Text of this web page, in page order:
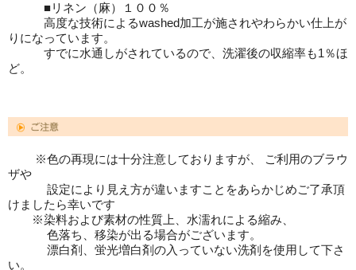
■リネン（麻）１００％
高度な技術によるwashed加工が施されやわらかい仕上が
りになっています。
すでに水通しがされているので、洗濯後の収縮率も1％ほ
ど。
※色の再現には十分注意しておりますが、 ご利用のブラウ
ザや
設定により見え方が違いますことをあらかじめご了承頂
けましたら幸いです
※染料および素材の性質上、水濡れによる縮み、
色落ち、移染が出る場合がございます。
漂白剤、蛍光増白剤の入っていない洗剤を使用して下さ
い。